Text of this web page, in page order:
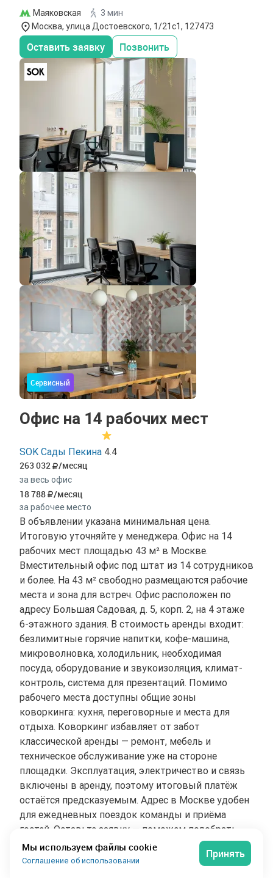
Маяковская
3 мин
Москва, улица Достоевского, 1/21с1, 127473
Оставить заявку Позвонить
Сервисный
Офис на 14 рабочих мест
SOK Сады Пекина 4.4
263 032 /месяц
за весь офис
18 788 /месяц
за рабочее место
В объявлении указана минимальная цена.
Итоговую уточняйте у менеджера. Офис на 14
рабочих мест площадью 43 м² в Москве.
Вместительный офис под штат из 14 сотрудников
и более. На 43 м² свободно размещаются рабочие
места и зона для встреч. Офис расположен по
адресу Большая Садовая, д. 5, корп. 2, на 4 этаже
6-этажного здания. В стоимость аренды входит:
безлимитные горячие напитки, кофе-машина,
микроволновка, холодильник, необходимая
посуда, оборудование и звукоизоляция, климат-
контроль, система для презентаций. Помимо
рабочего места доступны общие зоны
коворкинга: кухня, переговорные и места для
отдыха. Коворкинг избавляет от забот
классической аренды — ремонт, мебель и
техническое обслуживание уже на стороне
площадки. Эксплуатация, электричество и связь
включены в аренду, поэтому итоговый платёж
остаётся предсказуемым. Адрес в Москве удобен
для ежедневных поездок команды и приёма
гостей. Оставьте заявку — поможем подобрать
дату просмотра и ответим на вопросы по аренде.
Мы используем файлы cookie
Соглашение об использовании
Принять